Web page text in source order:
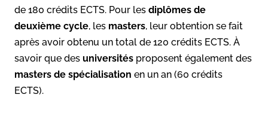
de 180 crédits ECTS. Pour les diplômes de
deuxième cycle, les masters, leur obtention se fait
après avoir obtenu un total de 120 crédits ECTS. À
savoir que des universités proposent également des
masters de spécialisation en un an (60 crédits
ECTS).